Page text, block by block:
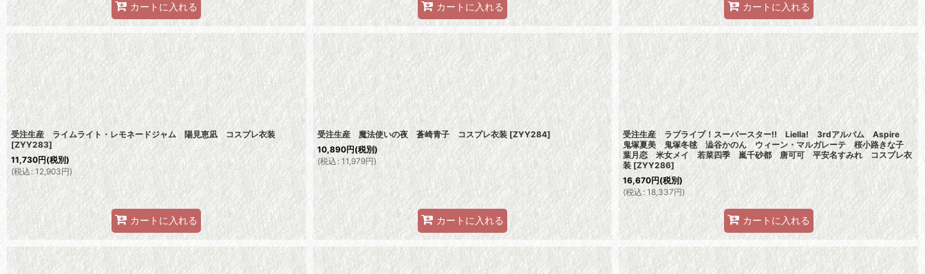
カートに入れる カートに入れる カートに入れる
受注生産 ライムライト・レモネードジャム 陽見恵凪 コスプレ衣装
[ZYY283]
11,730円(税別)
(税込 : 12,903円)
カートに入れる
受注生産 魔法使いの夜 蒼崎青子 コスプレ衣装 [ZYY284]
10,890円(税別)
(税込: 11,979円)
カートに入れる
受注生産 ラブライブ！スーパースター!! Liella! 3rdアルバム Aspire
鬼塚夏美 鬼塚冬毬 澁谷かのん ウィーン・マルガレーテ 桜小路きな子
葉月恋 米女メイ 若菜四季 嵐千砂都 唐可可 平安名すみれ コスプレ衣
装 [ZYY286]
16,670円(税別)
(税込 : 18,337円)
カートに入れる